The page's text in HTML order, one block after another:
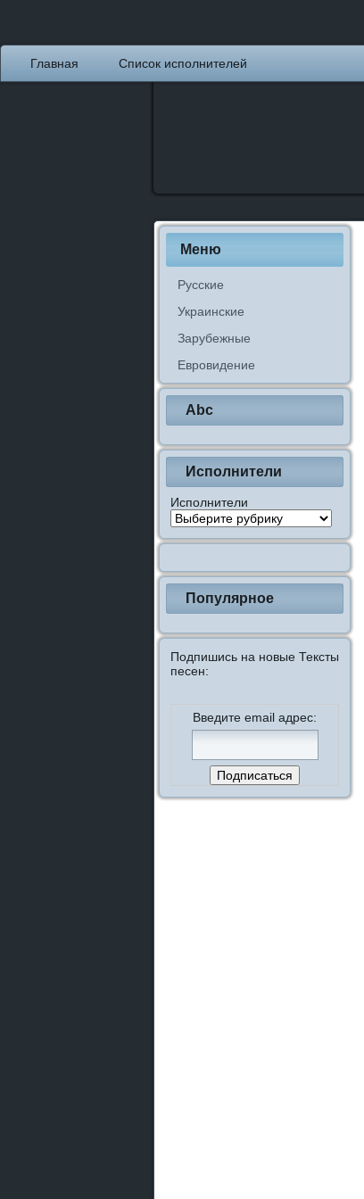
Главная Список исполнителей
Меню
Русские
Украинские
Зарубежные
Евровидение
Abc
Исполнители
Исполнители
Популярное
Подпишись на новые Тексты
песен:
Введите email адрес: